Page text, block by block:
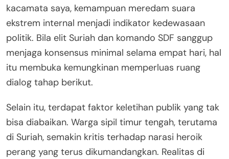
kacamata saya, kemampuan meredam suara
ekstrem internal menjadi indikator kedewasaan
politik. Bila elit Suriah dan komando SDF sanggup
menjaga konsensus minimal selama empat hari, hal
itu membuka kemungkinan memperluas ruang
dialog tahap berikut.
Selain itu, terdapat faktor keletihan publik yang tak
bisa diabaikan. Warga sipil timur tengah, terutama
di Suriah, semakin kritis terhadap narasi heroik
perang yang terus dikumandangkan. Realitas di